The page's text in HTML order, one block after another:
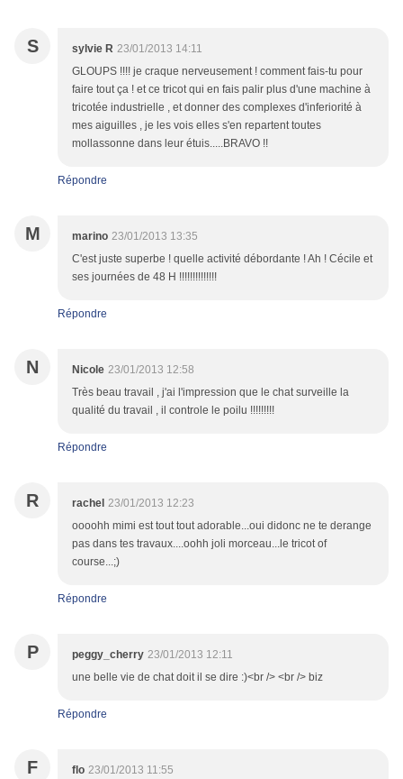
S sylvie R 23/01/2013 14:11
GLOUPS !!!! je craque nerveusement ! comment fais-tu pour
faire tout ça ! et ce tricot qui en fais palir plus d'une machine à
tricotée industrielle , et donner des complexes d'inferiorité à
mes aiguilles , je les vois elles s'en repartent toutes
mollassonne dans leur étuis.....BRAVO !!
Répondre
M marino 23/01/2013 13:35
C'est juste superbe ! quelle activité débordante ! Ah ! Cécile et
ses journées de 48 H !!!!!!!!!!!!!!
Répondre
N Nicole 23/01/2013 12:58
Très beau travail , j'ai l'impression que le chat surveille la
qualité du travail , il controle le poilu !!!!!!!!!
Répondre
R rachel 23/01/2013 12:23
oooohh mimi est tout tout adorable...oui didonc ne te derange
pas dans tes travaux....oohh joli morceau...le tricot of
course...;)
Répondre
P peggy_cherry 23/01/2013 12:11
une belle vie de chat doit il se dire :)<br /> <br /> biz
Répondre
F flo 23/01/2013 11:55